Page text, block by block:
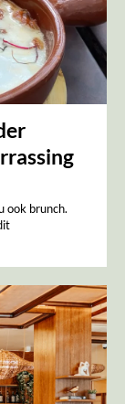
ook brunch.